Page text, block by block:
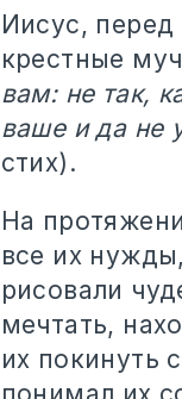
Иисус, перед
крестные
вам: не так,
ваше и да не
стих).
На
все их
рисовали
мечтать,
их покинуть